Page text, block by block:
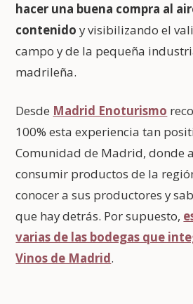
hacer una buena compra al
contenido y visibilizando el
campo y de la pequeña
madrileña.
Desde Madrid Enoturismo
100% esta experiencia tan
Comunidad de Madrid, donde
consumir productos de la
conocer a sus productores y
que hay detrás. Por supuesto,
varias de las bodegas que
Vinos de Madrid.